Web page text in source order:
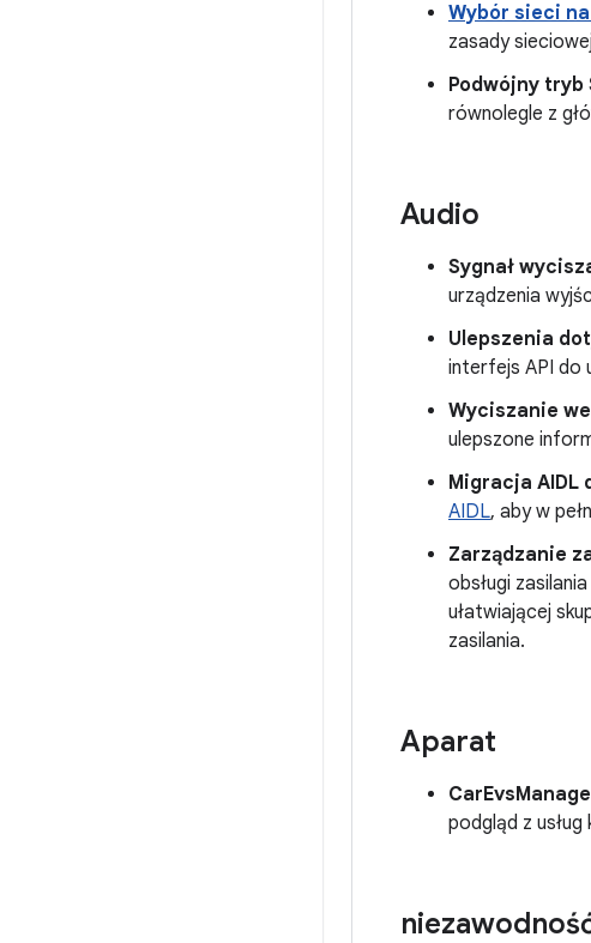
Wybór sieci
zasady
Podwójny tryb
równolegle z
Audio
Sygnał
urządzenia
Ulepszenia
interfejs API do
Wyciszanie
ulepszone
Migracja AIDL
AIDL, aby w
Zarządzanie
obsługi
ułatwiającej
zasilania.
Aparat
podgląd z